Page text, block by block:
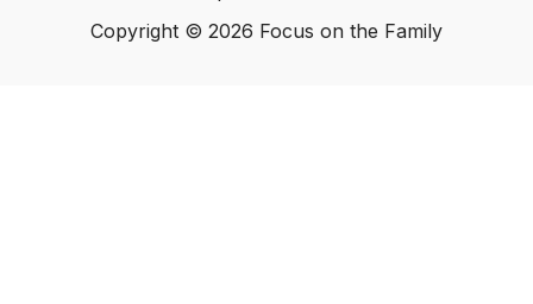
Copyright © 2026 Focus on the Family